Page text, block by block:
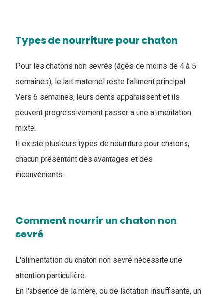
Types de nourriture pour chaton
Pour les chatons non sevrés (âgés de moins de 4 à 5
semaines), le lait maternel reste l’aliment principal.
Vers 6 semaines, leurs dents apparaissent et ils
peuvent progressivement passer à une alimentation
mixte.
Il existe plusieurs types de nourriture pour chatons,
chacun présentant des avantages et des
inconvénients.
Comment nourrir un chaton non
sevré
L'alimentation du chaton non sevré nécessite une
attention particulière.
En l'absence de la mère, ou de lactation insuffisante, un